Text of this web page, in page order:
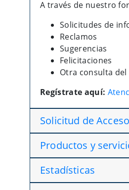
A través de nuestro
Solicitudes de
Reclamos
Sugerencias
Felicitaciones
Otra consulta del
Regístrate aquí:
Solicitud de
Productos y
Estadísticas